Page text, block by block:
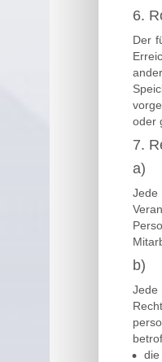
6.
Der
oder
7.
a)
b)
Jede
die